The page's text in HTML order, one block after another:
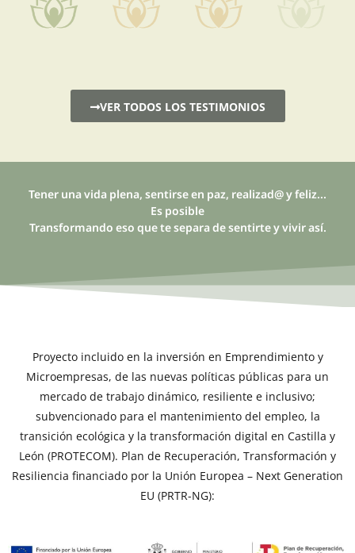
VER TODOS LOS TESTIMONIOS
Tener una vida plena, sentirse en paz, realizad@ y feliz...
Es posible
Transformando eso que te separa de sentirte y vivir así.
Proyecto incluido en la inversión en Emprendimiento y
Microempresas, de las nuevas políticas públicas para un
mercado de trabajo dinámico, resiliente e inclusivo;
subvencionado para el mantenimiento del empleo, la
transición ecológica y la transformación digital en Castilla y
León (PROTECOM). Plan de Recuperación, Transformación y
Resiliencia financiado por la Unión Europea – Next Generation
EU (PRTR-NG):